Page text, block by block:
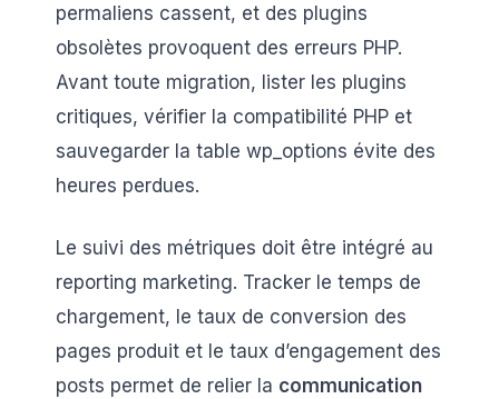
permaliens cassent, et des plugins
obsolètes provoquent des erreurs PHP.
Avant toute migration, lister les plugins
critiques, vérifier la compatibilité PHP et
sauvegarder la table wp_options évite des
heures perdues.
Le suivi des métriques doit être intégré au
reporting marketing. Tracker le temps de
chargement, le taux de conversion des
pages produit et le taux d’engagement des
posts permet de relier la communication